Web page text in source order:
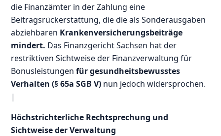
die Finanzämter in der Zahlung eine
Beitragsrückerstattung, die die als Sonderausgaben
abziehbaren Krankenversicherungsbeiträge
mindert. Das Finanzgericht Sachsen hat der
restriktiven Sichtweise der Finanzverwaltung für
Bonusleistungenfür gesundheitsbewusstes
Verhalten (§ 65a SGB V) nun jedoch widersprochen.
|
Höchstrichterliche Rechtsprechung und
Sichtweise der Verwaltung